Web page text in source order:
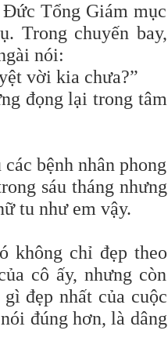
Tổng Giám mục
Trong chuyến bay,
nói:
vời kia chưa?”
đọng lại trong tâm
bệnh nhân phong
sáu tháng nhưng
tu như em vậy.
không chỉ đẹp theo
cô ấy, nhưng còn
đẹp nhất của cuộc
đúng hơn, là dâng